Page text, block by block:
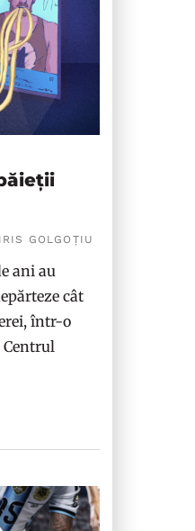
GOLGOȚIU
ani au
cât
într-o
Centrul